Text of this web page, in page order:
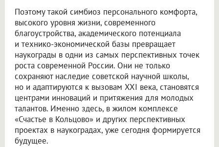
Поэтому такой симбиоз персонального комфорта,
высокого уровня жизни, современного
благоустройства, академического потенциала
и технико-экономической базы превращает
наукограды в одни из самых перспективных точек
роста современной России. Они не только
сохраняют наследие советской научной школы,
но и адаптируются к вызовам XXI века, становятся
центрами инноваций и притяжения для молодых
талантов. Именно здесь, в жилом комплексе
«Счастье в Кольцово» и других перспективных
проектах в наукоградах, уже сегодня формируется
будущее.